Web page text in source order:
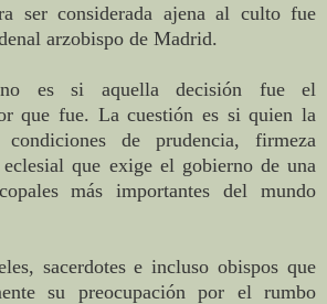
ser considerada ajena al culto fue
arzobispo de Madrid.
es si aquella decisión fue el
que fue. La cuestión es si quien la
de prudencia, firmeza
que exige el gobierno de una
más importantes del mundo
sacerdotes e incluso obispos que
su preocupación por el rumbo